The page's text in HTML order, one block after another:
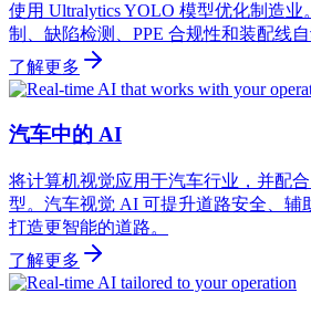
使用 Ultralytics YOLO 模型优化制造
制、缺陷检测、PPE 合规性和装配线自
了解更多
汽车中的 AI
将计算机视觉应用于汽车行业，并配
型。汽车视觉 AI 可提升道路安全、辅
打造更智能的道路。
了解更多